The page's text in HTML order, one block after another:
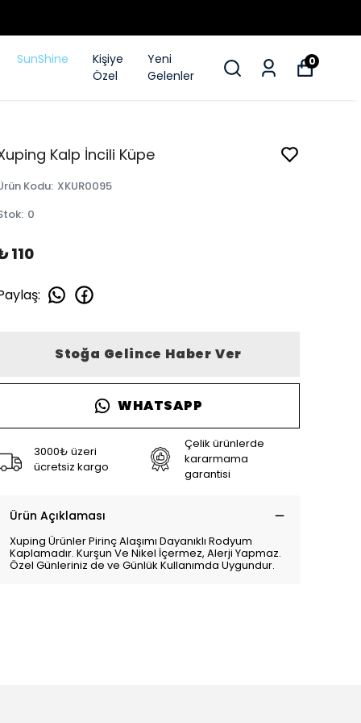
SunShine
Kişiye
Özel
Yeni
Gelenler
0
Kalp İncili Küpe
Kodu: XKUR0095
: 0
110
:
Stoğa Gelince Haber Ver
WHATSAPP
3000₺ üzeri
ücretsiz kargo
Çelik ürünlerde
kararmama
garantisi
Ürün Açıklaması
Xuping Ürünler Pirinç Alaşımı Dayanıklı Rodyum
Kaplamadır. Kurşun Ve Nikel İçermez, Alerji Yapmaz.
Özel Günleriniz de ve Günlük Kullanımda Uygundur.